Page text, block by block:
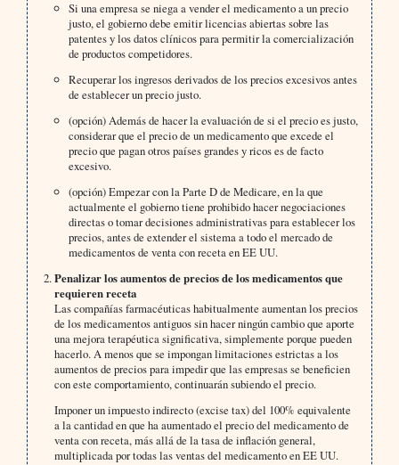
Si una empresa se niega a vender el medicamento a un precio
justo, el gobierno debe emitir licencias abiertas sobre las
patentes y los datos clínicos para permitir la comercialización
de productos competidores.
Recuperar los ingresos derivados de los precios excesivos antes
de establecer un precio justo.
(opción) Además de hacer la evaluación de si el precio es justo,
considerar que el precio de un medicamento que excede el
precio que pagan otros países grandes y ricos es de facto
excesivo.
(opción) Empezar con la Parte D de Medicare, en la que
actualmente el gobierno tiene prohibido hacer negociaciones
directas o tomar decisiones administrativas para establecer los
precios, antes de extender el sistema a todo el mercado de
medicamentos de venta con receta en EE UU.
Penalizar los aumentos de precios de los medicamentos que
requieren receta
Las compañías farmacéuticas habitualmente aumentan los precios
de los medicamentos antiguos sin hacer ningún cambio que aporte
una mejora terapéutica significativa, simplemente porque pueden
hacerlo. A menos que se impongan limitaciones estrictas a los
aumentos de precios para impedir que las empresas se beneficien
con este comportamiento, continuarán subiendo el precio.
Imponer un impuesto indirecto (excise tax) del 100% equivalente
a la cantidad en que ha aumentado el precio del medicamento de
venta con receta, más allá de la tasa de inflación general,
multiplicada por todas las ventas del medicamento en EE UU.